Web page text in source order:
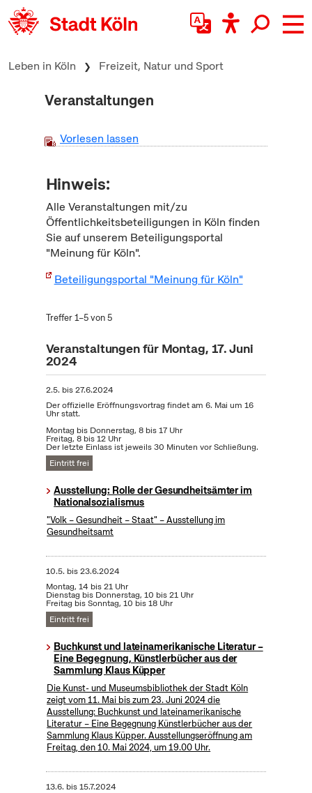
zum Inhalt springen
Leben in Köln Freizeit, Natur und Sport
Veranstaltungen
Vorlesen lassen
Hinweis:
Alle Veranstaltungen mit/zu
Öffentlichkeitsbeteiligungen in Köln finden
Sie auf unserem Beteiligungsportal
"Meinung für Köln".
Beteiligungsportal "Meinung für Köln"
Treffer 1–5 von 5
Veranstaltungen für Montag, 17. Juni
2024
2.5. bis27.6.2024
Der offizielle Eröffnungsvortrag findet am 6. Mai um 16
Uhr statt.
Montag bis Donnerstag, 8 bis 17 Uhr
Freitag, 8 bis 12 Uhr
Der letzte Einlass ist jeweils 30 Minuten vor Schließung.
Eintritt frei
Ausstellung: Rolle der Gesundheitsämter im
Nationalsozialismus
"Volk – Gesundheit – Staat" – Ausstellung im
Gesundheitsamt
10.5. bis23.6.2024
Montag, 14 bis 21 Uhr
Dienstag bis Donnerstag, 10 bis 21 Uhr
Freitag bis Sonntag, 10 bis 18 Uhr
Eintritt frei
Buchkunst und lateinamerikanische Literatur –
Eine Begegnung, Künstlerbücher aus der
Sammlung Klaus Küpper
Die Kunst- und Museumsbibliothek der Stadt Köln
zeigt vom 11. Mai bis zum 23. Juni 2024 die
Ausstellung: Buchkunst und lateinamerikanische
Literatur – Eine Begegnung Künstlerbücher aus der
Sammlung Klaus Küpper. Ausstellungseröffnung am
Freitag, den 10. Mai 2024, um 19.00 Uhr.
13.6. bis15.7.2024